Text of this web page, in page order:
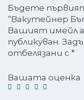
Бъдете
“Вакутейнер
Вашият имейл
публикуван.
отбелязани с *
Вашата оценка